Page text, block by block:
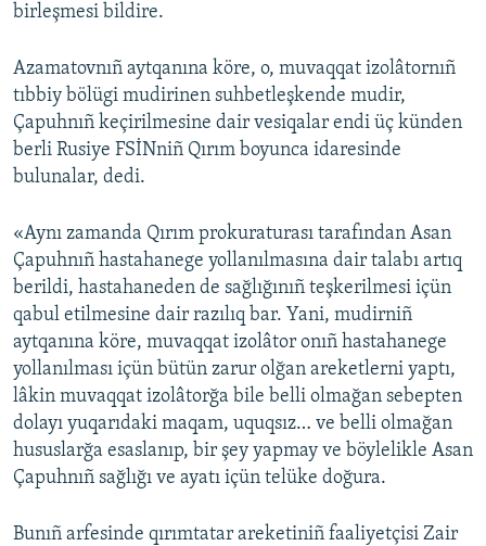
Українською
QOŞULIÑIZ!
RFE/RS bütün saytları
birleşmesi bildire.
Azamatovnıñ aytqanına köre, o, muvaqqat izolâtornıñ
tıbbiy bölügi mudirinen suhbetleşkende mudir,
Çapuhnıñ keçirilmesine dair vesiqalar endi üç künden
berli Rusiye FSİNniñ Qırım boyunca idaresinde
bulunalar, dedi.
«Aynı zamanda Qırım prokuraturası tarafından Asan
Çapuhnıñ hastahanege yollanılmasına dair talabı artıq
berildi, hastahaneden de sağlığınıñ teşkerilmesi içün
qabul etilmesine dair razılıq bar. Yani, mudirniñ
aytqanına köre, muvaqqat izolâtor onıñ hastahanege
yollanılması içün bütün zarur olğan areketlerni yaptı,
lâkin muvaqqat izolâtorğa bile belli olmağan sebepten
dolayı yuqarıdaki maqam, uquqsız… ve belli olmağan
hususlarğa esaslanıp, bir şey yapmay ve böylelikle Asan
Çapuhnıñ sağlığı ve ayatı içün telüke doğura.
Bunıñ arfesinde qırımtatar areketiniñ faaliyetçisi Zair